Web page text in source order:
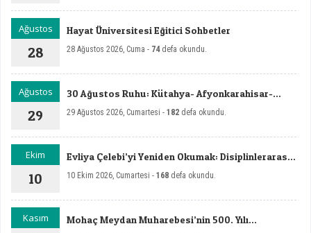
Ağustos
28
Hayat Üniversitesi Eğitici Sohbetler
28 Ağustos 2026, Cuma - 74defa okundu.
Ağustos
29
30 Ağustos Ruhu: Kütahya- Afyonkarahisar-
29 Ağustos 2026, Cumartesi - 182 defa okundu.
Ekim
10
Evliya Çelebi’yi Yeniden Okumak: Disiplinlerarası
10 Ekim 2026, Cumartesi - 168 defa okundu.
Kasım
Mohaç Meydan Muharebesi’nin 500. Yılı